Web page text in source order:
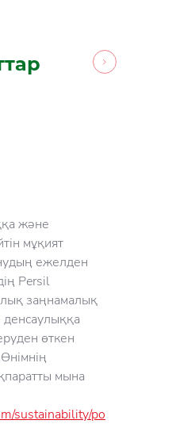
және
мұқият
ежелден
Persil
заңнамалық
денсаулыққа
өткен
мына
sustainability/po